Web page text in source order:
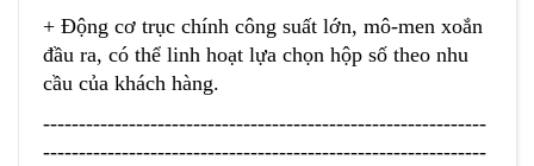
+ Động cơ trục chính công suất lớn, mô-men xoắn
đầu ra, có thể linh hoạt lựa chọn hộp số theo nhu
cầu của khách hàng.
--------------------------------------------------------------
--------------------------------------------------------------